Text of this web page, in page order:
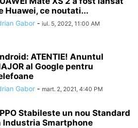
Huawei, ce noutati...
Gabor - iul. 5, 2022, 11:00 AM
ATENTIE! Anuntul
al Google pentru
Gabor - mart. 2, 2021, 4:40 PM
Stabileste un nou Standard
Industria Smartphone